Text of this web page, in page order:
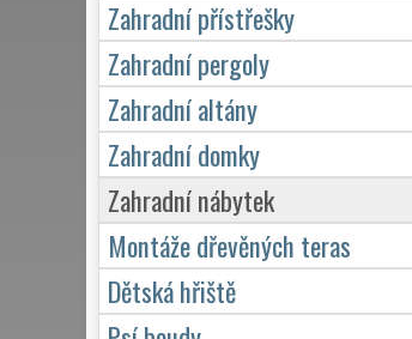
Zahradní přístřešky
Zahradní pergoly
Zahradní altány
Zahradní domky
Zahradní nábytek
Montáže dřevěných teras
Dětská hřiště